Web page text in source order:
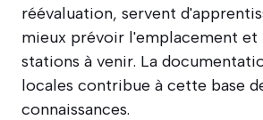
réévaluation, servent
mieux prévoir l'emplacement et
stations à venir. La
locales contribue à cette base
connaissances.